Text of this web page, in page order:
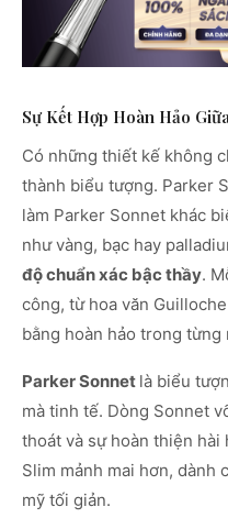
Sự Kết Hợp Hoàn Hảo
Có những thiết kế không
thành biểu tượng. Parker
làm Parker Sonnet khác
như vàng, bạc hay
độ chuẩn xác bậc thầy.
công, từ hoa văn
bằng hoàn hảo trong từng
Parker Sonnet là biểu
mà tinh tế. Dòng Sonnet
thoát và sự hoàn thiện hài
Slim mảnh mai hơn, dành
mỹ tối giản.